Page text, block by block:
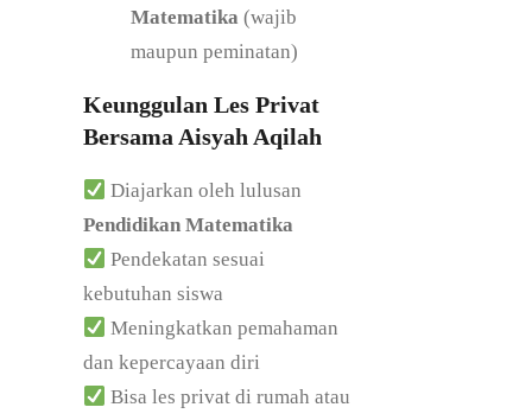
Matematika (wajib
maupun peminatan)
Keunggulan Les Privat
Bersama Aisyah Aqilah
Diajarkan oleh lulusan
Pendidikan Matematika
Pendekatan sesuai
kebutuhan siswa
Meningkatkan pemahaman
dan kepercayaan diri
Bisa les privat di rumah atau